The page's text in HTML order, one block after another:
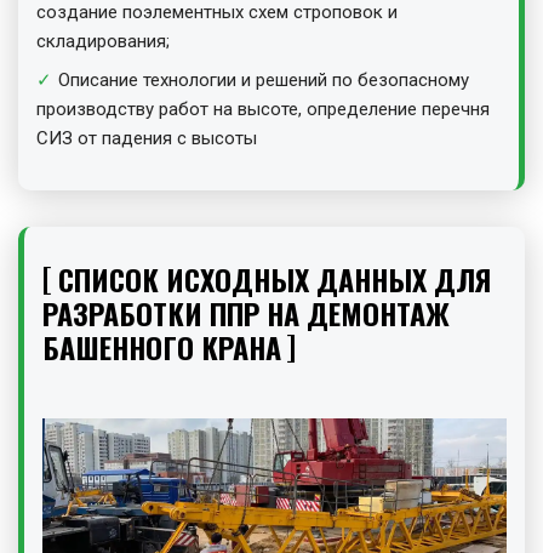
создание поэлементных схем строповок и
складирования;
Описание технологии и решений по безопасному
производству работ на высоте, определение перечня
СИЗ от падения с высоты
СПИСОК ИСХОДНЫХ ДАННЫХ ДЛЯ
РАЗРАБОТКИ ППР НА ДЕМОНТАЖ
БАШЕННОГО КРАНА